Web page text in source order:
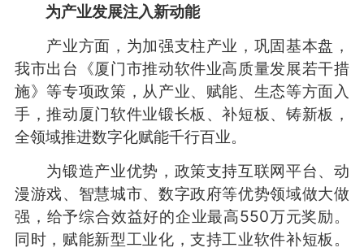
为产业发展注入新动能
产业方面，为加强支柱产业，巩固基本盘，
我市出台《厦门市推动软件业高质量发展若干措
施》等专项政策，从产业、赋能、生态等方面入
手，推动厦门软件业锻长板、补短板、铸新板，
全领域推进数字化赋能千行百业。
为锻造产业优势，政策支持互联网平台、动
漫游戏、智慧城市、数字政府等优势领域做大做
强，给予综合效益好的企业最高550万元奖励。
同时，赋能新型工业化，支持工业软件补短板。